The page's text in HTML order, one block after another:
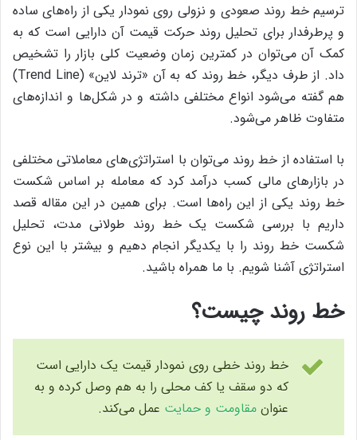
ترسیم خط روند صعودی و نزولی روی نمودار یکی از راه‌های ساده
و پرطرفدار برای تحلیل روند حرکت قیمت آن دارایی است که به
کمک آن می‌توان در کمترین زمان وضعیت کلی بازار را تشخیص
داد. از طرف دیگر، خط روند که به آن «ترند لاین» (Trend Line)
هم گفته می‌شود انواع مختلفی داشته و در شکل‌ها و اندازه‌های
متفاوت ظاهر می‌شود.
با استفاده از خط روند می‌توان با استراتژی‌های معاملاتی مختلفی
در بازارهای مالی کسب درآمد کرد که معامله بر اساس شکست
خط روند یکی از این راه‌ها است. برای همین در این مقاله قصد
داریم با بررسی شکست یک خط روند طولانی مدت، تحلیل
شکست خط روند را با یکدیگر انجام دهیم و بیشتر با این نوع
استراتژی آشنا شویم. با ما همراه باشید.
خط روند چیست؟
خط روند خطی روی نمودار قیمت یک دارایی است
که دو سقف یا کف محلی را به هم وصل کرده و به
عنوان مقاومت و حمایت عمل می‌کند.